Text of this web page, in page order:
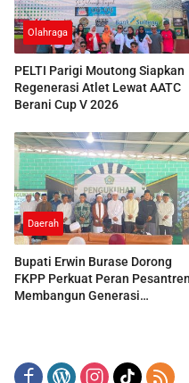
Olahraga
PELTI Parigi Moutong Siapkan
Regenerasi Atlet Lewat AATC
Berani Cup V 2026
Daerah
Bupati Erwin Burase Dorong
FKPP Perkuat Peran Pesantren
Membangun Generasi